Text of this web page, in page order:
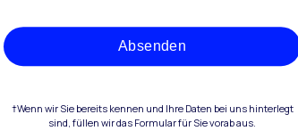
Absenden
†Wenn wir Sie bereits kennen und Ihre Daten bei uns hinterlegt
sind, füllen wir das Formular für Sie vorab aus.